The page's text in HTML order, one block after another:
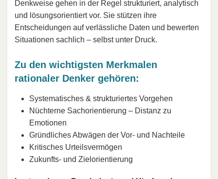
Denkweise gehen in der Regel strukturiert, analytisch
und lösungsorientiert vor. Sie stützen ihre
Entscheidungen auf verlässliche Daten und bewerten
Situationen sachlich – selbst unter Druck.
Zu den wichtigsten Merkmalen
rationaler Denker gehören:
Systematisches & strukturiertes Vorgehen
Nüchterne Sachorientierung – Distanz zu
Emotionen
Gründliches Abwägen der Vor- und Nachteile
Kritisches Urteilsvermögen
Zukunfts- und Zielorientierung